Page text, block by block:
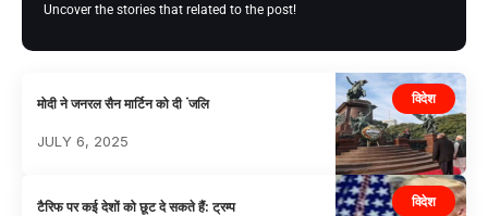
Uncover the stories that related to the post!
विदेश
मोदी ने जनरल सैन मार्टिन को दी ंजलि
JULY 6, 2025
विदेश
टैरिफ पर कई देशों को छूट दे सकते हैं: ट्रम्प